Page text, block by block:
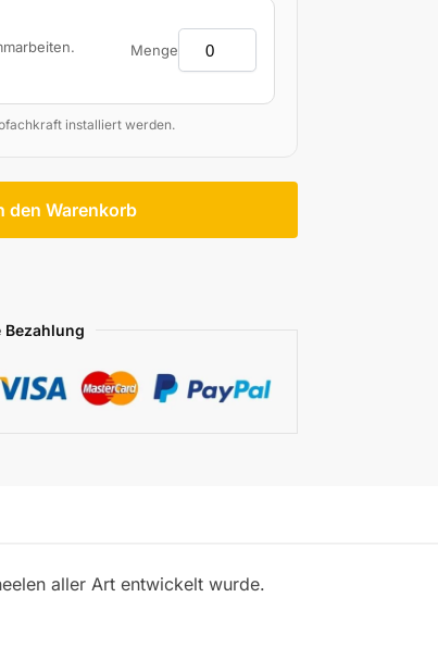
Menge
installiert werden.
den Warenkorb
Bezahlung
aller Art entwickelt wurde.